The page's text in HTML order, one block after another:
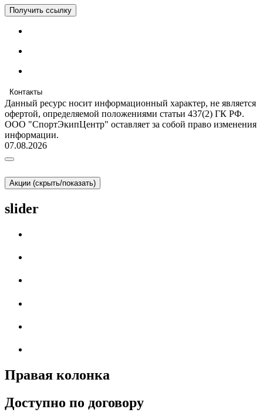
Получить ссылку
Контакты
Данный ресурс носит информационный характер, не является
офертой, определяемой положениями статьи 437(2) ГК РФ.
ООО "СпортЭкипЦентр" оставляет за собой право изменения
информации.
07.08.2026
Акции (скрыть/показать)
slider
Правая колонка
Доступно по договору